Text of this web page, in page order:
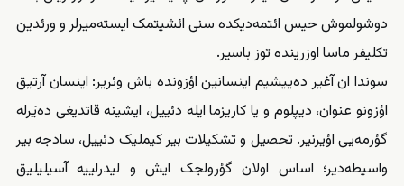
دوشولموش حیس ائتمه‌دیکده سنی ائشیتمک ایسته‌میرلر و ورئدین
تکلیفر ماسا اوزرینده توز باسیر.
سوندا ان آغیر ده‌ییشیم اینسانین اؤزونده باش وئریر: اینسان آرتیق
اؤزونو عنوان، دیپلوم و یا کاریزما ایله دئییل، ایشینه قاتدیغی ده‌یَرله
گؤرمه‌یی اؤیرنیر. تحصیل و تشکیلات بیر کیملیک دئییل، سادجه بیر
واسیطه‌دیر؛ اساس اولان گؤرولجک ایش و لیدرلییه آسیلیلیق